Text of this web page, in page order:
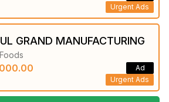
Urgent Ads
GRAND MANUFACTURING
Urgent Ads
Ad